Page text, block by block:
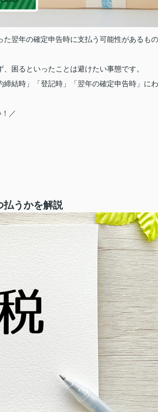
翌年の確定申告時に支払う可能性があるもの
困るといったことは避けたい事態です。
結時」「登記時」「翌年の確定申告時」にわ
／
払うかを解説